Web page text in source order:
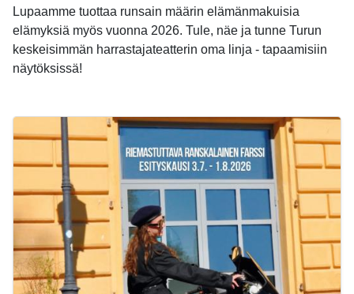
Lupaamme tuottaa runsain määrin elämänmakuisia
elämyksiä myös vuonna 2026. Tule, näe ja tunne Turun
keskeisimmän harrastajateatterin oma linja - tapaamisiin
näytöksissä!